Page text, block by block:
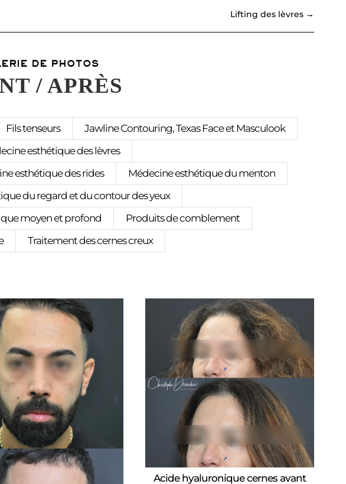
Lifting des lèvres →
DE PHOTOS
/ APRÈS
Fils tenseurs
Jawline Contouring, Texas Face et Masculook
esthétique des lèvres
esthétique des rides
Médecine esthétique du menton
du regard et du contour des yeux
moyen et profond
Produits de comblement
Traitement des cernes creux
Acide hyaluronique cernes avant